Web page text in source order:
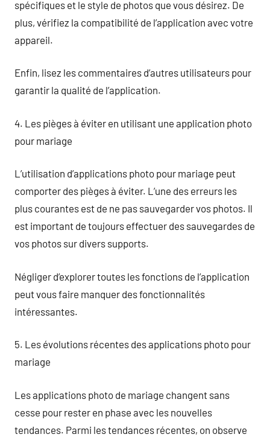
spécifiques et le style de photos que vous désirez. De
plus, vérifiez la compatibilité de l’application avec votre
appareil.
Enfin, lisez les commentaires d’autres utilisateurs pour
garantir la qualité de l’application.
4. Les pièges à éviter en utilisant une application photo
pour mariage
L’utilisation d’applications photo pour mariage peut
comporter des pièges à éviter. L’une des erreurs les
plus courantes est de ne pas sauvegarder vos photos. Il
est important de toujours effectuer des sauvegardes de
vos photos sur divers supports.
Négliger d’explorer toutes les fonctions de l’application
peut vous faire manquer des fonctionnalités
intéressantes.
5. Les évolutions récentes des applications photo pour
mariage
Les applications photo de mariage changent sans
cesse pour rester en phase avec les nouvelles
tendances. Parmi les tendances récentes, on observe